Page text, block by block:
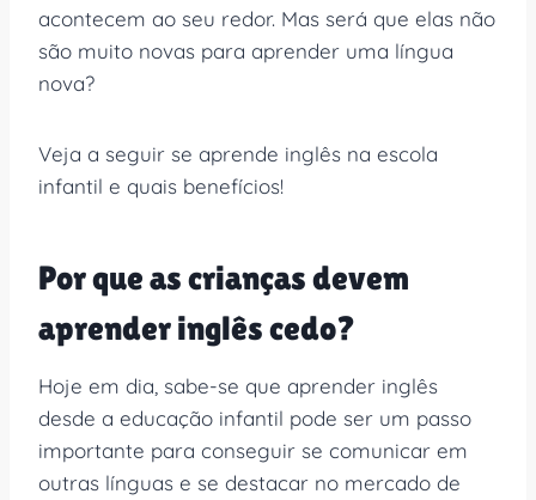
acontecem ao seu redor. Mas será que elas não
são muito novas para aprender uma língua
nova?
Veja a seguir se aprende inglês na escola
infantil e quais benefícios!
Por que as crianças devem
aprender inglês cedo?
Hoje em dia, sabe-se que aprender inglês
desde a educação infantil pode ser um passo
importante para conseguir se comunicar em
outras línguas e se destacar no mercado de